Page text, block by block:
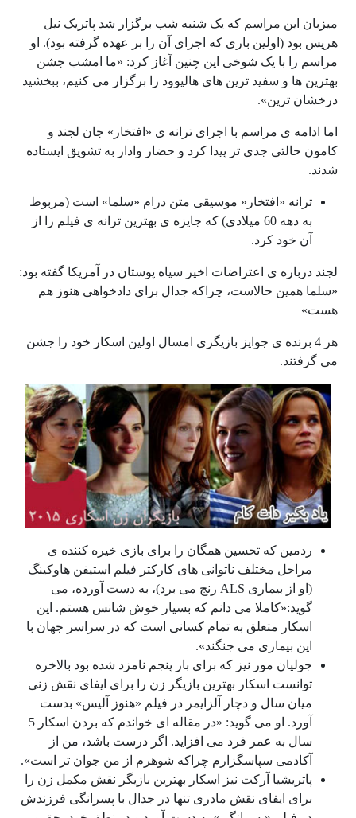
میزبان این مراسم که یک شنبه شب برگزار شد پاتریک نیل
هریس بود (اولین باری که اجرای آن را بر عهده گرفته بود). او
مراسم را با یک شوخی این چنین آغاز کرد: «ما امشب جشن
بهترین ها و سفید ترین های هالیوود را برگزار می کنیم، ببخشید
درخشان ترین».
اما ادامه ی مراسم با اجرای ترانه ی «افتخار» جان لجند و
کامون حالتی جدی تر پیدا کرد و حضار وادار به تشویق ایستاده
شدند.
ترانه «افتخار« موسیقی متن درام «سلما» است (مربوط
به دهه 60 میلادی) که جایزه ی بهترین ترانه ی فیلم را از
آن خود کرد.
لجند درباره ی اعتراضات اخیر سیاه پوستان در آمریکا گفته بود:
«سلما همین حالاست، چراکه جدال برای دادخواهی هنوز هم
هست»
هر 4 برنده ی جوایز بازیگری امسال اولین اسکار خود را جشن
می گرفتند.
ردمین که تحسین همگان را برای بازی خیره کننده ی
مراحل مختلف ناتوانی های کارکتر فیلم استیفن هاوکینگ
(او از بیماری ALS رنج می برد)، به دست آورده، می
گوید:«کاملا می دانم که بسیار خوش شانس هستم. این
اسکار متعلق به تمام کسانی است که در سراسر جهان با
این بیماری می جنگند».
جولیان مور نیز که برای بار پنجم نامزد شده بود بالاخره
توانست اسکار بهترین بازیگر زن را برای ایفای نقش زنی
میان سال و دچار آلزایمر در فیلم «هنوز آلیس» بدست
آورد. او می گوید: «در مقاله ای خواندم که بردن اسکار 5
سال به عمر فرد می افزاید. اگر درست باشد، من از
آکادمی سپاسگزارم چراکه شوهرم از من جوان تر است».
پاتریشیا آرکت نیز اسکار بهترین بازیگر نقش مکمل زن را
برای ایفای نقش مادری تنها در جدال با پسرانگی فرزندش